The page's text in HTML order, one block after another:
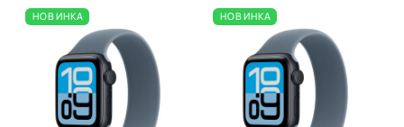
НОВИНКА НОВИНКА